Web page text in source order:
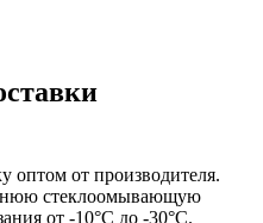
оптом от производителя.
стеклоомывающую
от -10°C до -30°C.